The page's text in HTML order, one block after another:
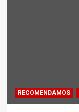
RECOMENDAMOS